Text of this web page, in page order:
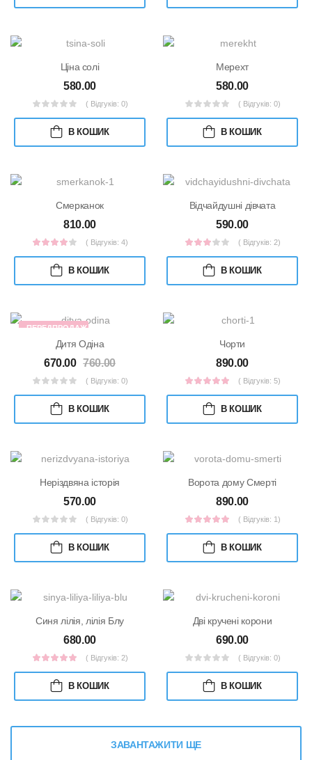
Ціна солі
580.00
( Відгуків: 0)
В КОШИК
Мерехт
580.00
( Відгуків: 0)
В КОШИК
Смерканок
810.00
( Відгуків: 4)
В КОШИК
Відчайдушні дівчата
590.00
( Відгуків: 2)
В КОШИК
ПЕРЕДПРОДАЖ
Дитя Одіна
670.00 760.00
( Відгуків: 0)
В КОШИК
Чорти
890.00
( Відгуків: 5)
В КОШИК
Неріздвяна історія
570.00
( Відгуків: 0)
В КОШИК
Ворота дому Смерті
890.00
( Відгуків: 1)
В КОШИК
Синя лілія, лілія Блу
680.00
( Відгуків: 2)
В КОШИК
Дві кручені корони
690.00
( Відгуків: 0)
В КОШИК
ЗАВАНТАЖИТИ ЩЕ